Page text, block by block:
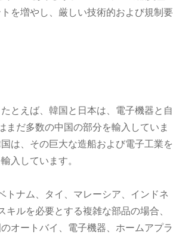
を増やし、厳しい技術的および規制要
とえば、韓国と日本は、電子機器と自
だ多数の中国の部分を輸入していま
は、その巨大な造船および電子工業を
入しています。
トナム、タイ、マレーシア、インドネ
ルを必要とする複雑な部品の場合、
オートバイ、電子機器、ホームアプラ